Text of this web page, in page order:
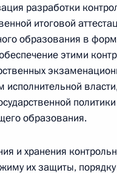
г. № 247-ФЗ
Российской Федерации
Российской
деятельности с
разработки
итоговой
образования в
этими
образования.
и хранения
их защиты,